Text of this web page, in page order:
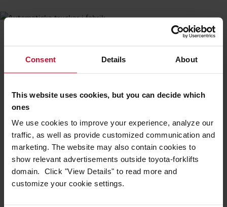
Consent Details About
This website uses cookies, but you can decide which
ones
We use cookies to improve your experience, analyze our
traffic, as well as provide customized communication and
marketing. The website may also contain cookies to
show relevant advertisements outside toyota-forklifts
domain. Click "View Details" to read more and
customize your cookie settings.
Gå över till helt automatiserade
Är du redo att ta nästa steg i att delvis eller helt
över framgångsrika installationer både i Sverige och
andra delar i Europa. Vårt svenska team arbetar tätt med
vårt europabolags logistics solutions-center i
Lindholmen i Göteborg, automationens hjärta i Europa.
AUTOMATION
KONTAKTA OSS